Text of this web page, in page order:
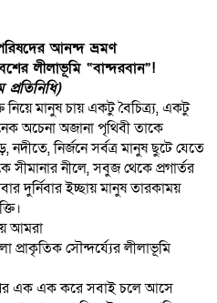
আনন্দ ভ্রমণ
লীলাভূমি “বান্দরবান”!
প্রতিনিধি)
নিয়ে মানুষ চায় একটু বৈচিত্র্য, একটু
অচেনা অজানা পৃথিবী তাকে
নদীতে, নির্জনে সর্বত্র মানুষ ছুটে যেতে
নীলে, সবুজ থেকে প্রগার্তর
দুর্নিবার ইচ্ছায় মানুষ তারকাময়
আমরা
প্রাকৃতিক সৌন্দর্য্যের লীলাভূমি
পর এক এক করে সবাই চলে আসে